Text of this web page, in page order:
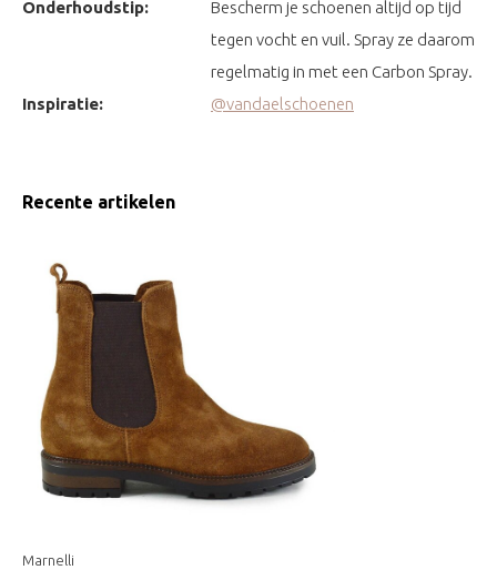
Onderhoudstip:
Bescherm je schoenen altijd op tijd
tegen vocht en vuil. Spray ze daarom
regelmatig in met een Carbon Spray.
Inspiratie:
@vandaelschoenen
Recente artikelen
Marnelli